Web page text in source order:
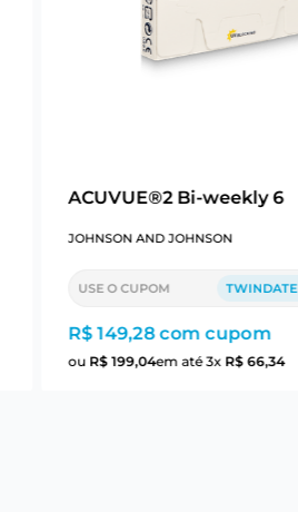
ACUVUE®2 Bi-weekly 6
JOHNSON AND JOHNSON
USE O CUPOM TWINDATE
R$ 149,28com cupom
ou R$ 199,04em até3x R$ 66,34